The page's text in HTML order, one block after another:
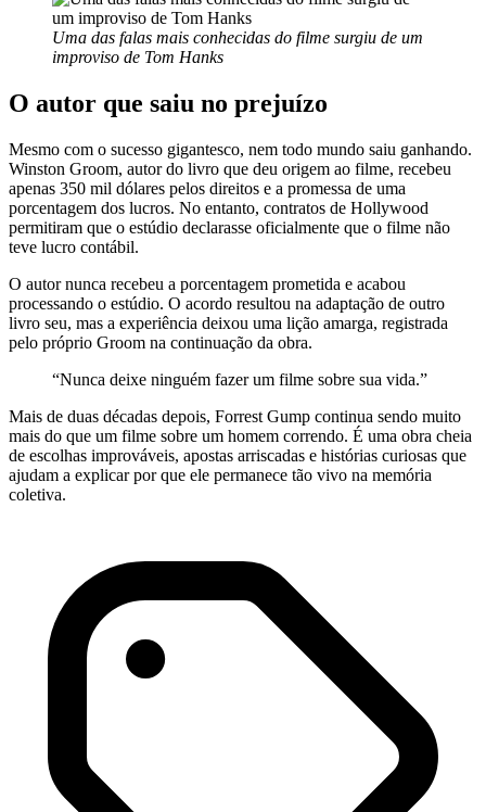
Uma das falas mais conhecidas do filme surgiu de um
improviso de Tom Hanks
O autor que saiu no prejuízo
Mesmo com o sucesso gigantesco, nem todo mundo saiu ganhando.
Winston Groom, autor do livro que deu origem ao filme, recebeu
apenas 350 mil dólares pelos direitos e a promessa de uma
porcentagem dos lucros. No entanto, contratos de Hollywood
permitiram que o estúdio declarasse oficialmente que o filme não
teve lucro contábil.
O autor nunca recebeu a porcentagem prometida e acabou
processando o estúdio. O acordo resultou na adaptação de outro
livro seu, mas a experiência deixou uma lição amarga, registrada
pelo próprio Groom na continuação da obra.
“Nunca deixe ninguém fazer um filme sobre sua vida.”
Mais de duas décadas depois, Forrest Gump continua sendo muito
mais do que um filme sobre um homem correndo. É uma obra cheia
de escolhas improváveis, apostas arriscadas e histórias curiosas que
ajudam a explicar por que ele permanece tão vivo na memória
coletiva.